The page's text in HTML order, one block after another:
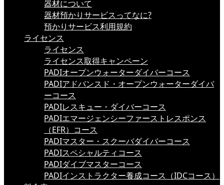
器材について
器材預かりサービスってなに?
預かりサービス利用規約
ライセンス
ライセンス
ライセンス取得キャンペーン
PADIオープンウォーターダイバーコース
PADIアドバンスド・オープンウォーターダイバ
ーコース
PADIレスキュー・ダイバーコース
PADIエマージェンシーファーストレスポンス
（EFR）コース
PADIマスター・スクーバダイバーコース
PADIスペシャルティコース
PADIダイブマスターコース
PADIインストラクター養成コース（IDCコース）